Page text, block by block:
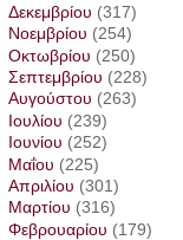
Δεκεμβρίου (317)
Νοεμβρίου (254)
Οκτωβρίου (250)
Σεπτεμβρίου (228)
Αυγούστου (263)
Ιουλίου (239)
Ιουνίου (252)
Μαΐου (225)
Απριλίου (301)
Μαρτίου (316)
Φεβρουαρίου (179)